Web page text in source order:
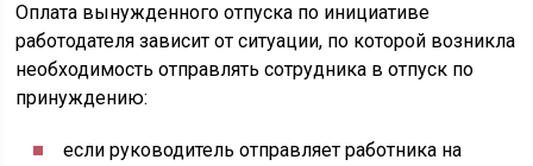
Оплата вынужденного отпуска по инициативе
работодателя зависит от ситуации, по которой возникла
необходимость отправлять сотрудника в отпуск по
принуждению:
если руководитель отправляет работника на